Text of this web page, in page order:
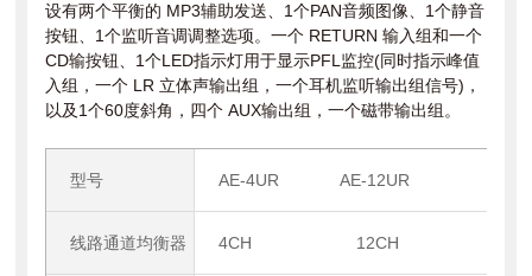
设有两个平衡的 MP3辅助发送、1个PAN音频图像、1个静音
按钮、1个监听音调调整选项。一个 RETURN 输入组和一个
CD输按钮、1个LED指示灯用于显示PFL监控(同时指示峰值
入组，一个 LR 立体声输出组，一个耳机监听输出组信号)，
以及1个60度斜角，四个 AUX输出组，一个磁带输出组。
型号 AE-4UR AE-12UR
线路通道均衡器 4CH 12CH